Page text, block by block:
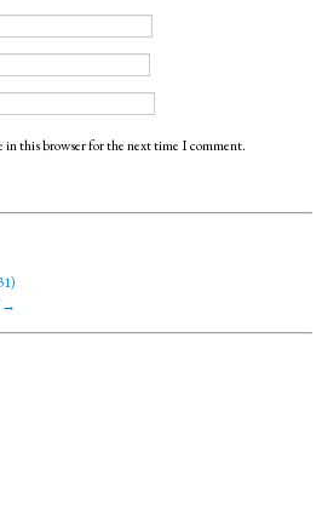
in this browser for the next time I comment.
→